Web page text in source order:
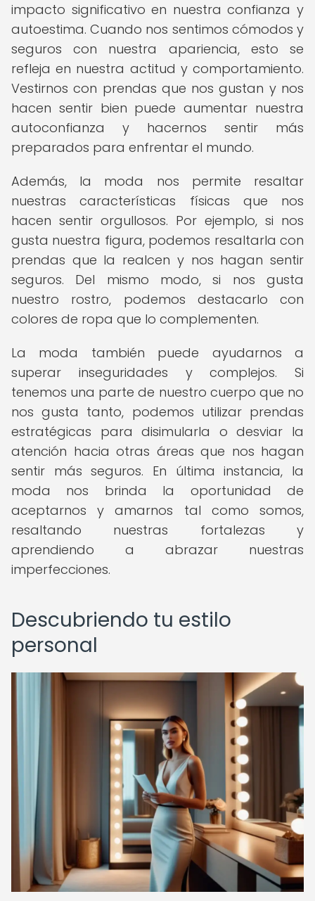
impacto significativo en nuestra confianza y
autoestima. Cuando nos sentimos cómodos y
seguros con nuestra apariencia, esto se
refleja en nuestra actitud y comportamiento.
Vestirnos con prendas que nos gustan y nos
hacen sentir bien puede aumentar nuestra
autoconfianza y hacernos sentir más
preparados para enfrentar el mundo.
Además, la moda nos permite resaltar
nuestras características físicas que nos
hacen sentir orgullosos. Por ejemplo, si nos
gusta nuestra figura, podemos resaltarla con
prendas que la realcen y nos hagan sentir
seguros. Del mismo modo, si nos gusta
nuestro rostro, podemos destacarlo con
colores de ropa que lo complementen.
La moda también puede ayudarnos a
superar inseguridades y complejos. Si
tenemos una parte de nuestro cuerpo que no
nos gusta tanto, podemos utilizar prendas
estratégicas para disimularla o desviar la
atención hacia otras áreas que nos hagan
sentir más seguros. En última instancia, la
moda nos brinda la oportunidad de
aceptarnos y amarnos tal como somos,
resaltando nuestras fortalezas y
aprendiendo a abrazar nuestras
imperfecciones.
Descubriendo tu estilo
personal